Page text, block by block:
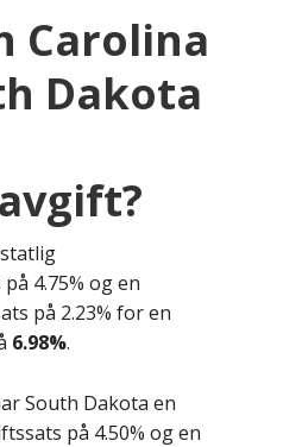
Carolina
Dakota
4.75% og en
på 2.23% for en
6.98%.
South Dakota en
på 4.50% og en